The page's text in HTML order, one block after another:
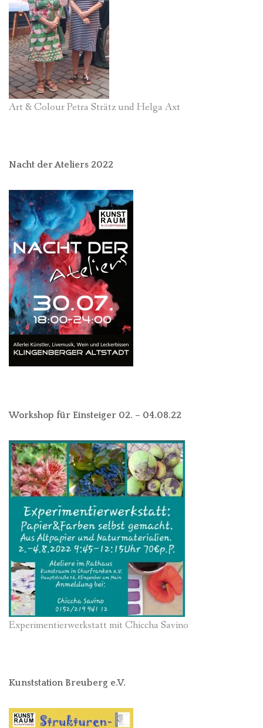
Art & Colour Petra Strätz und Helga Axt
Nacht der Ateliers 2022
Workshop für Einsteiger 02. – 04.08.22
Experimentierwerkstatt mit Chiccha Savino
Kunststation Breuberg e.V.